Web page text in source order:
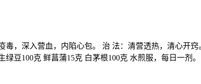
毒，深入营血，内陷心包。 治 法：清营透热，清心开
绿豆100克 鲜菖蒲15克 白茅根100克 水煎服，每日一剂。